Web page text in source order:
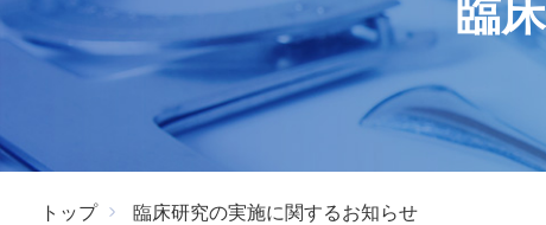
臨
トップ 臨床研究の実施に関するお知らせ